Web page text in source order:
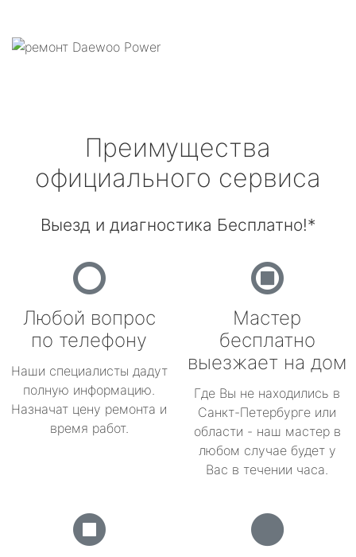
Преимущества
официального сервиса
Выезд и диагностика Бесплатно!*
Любой вопрос
по телефону
Наши специалисты дадут
полную информацию.
Назначат цену ремонта и
время работ.
Мастер
бесплатно
выезжает на дом
Где Вы не находились в
Санкт-Петербурге или
области - наш мастер в
любом случае будет у
Вас в течении часа.